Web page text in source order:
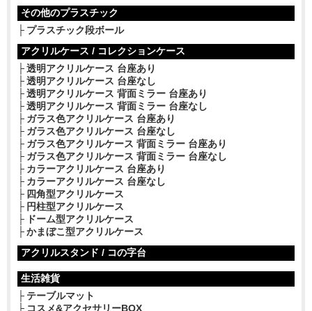
その他のプラスチック
プラスチック段ボール
アクリルケース / コレクションケース
透明アクリルケース 台座あり
透明アクリルケース 台座なし
透明アクリルケース 背面ミラー 台座あり
透明アクリルケース 背面ミラー 台座なし
ガラス色アクリルケース 台座あり
ガラス色アクリルケース 台座なし
ガラス色アクリルケース 背面ミラー 台座あり
ガラス色アクリルケース 背面ミラー 台座なし
カラーアクリルケース 台座あり
カラーアクリルケース 台座なし
四角型アクリルケース
円柱型アクリルケース
ドーム型アクリルケース
かまぼこ型アクリルケース
アクリルスタンド / コの字台
生活雑貨
テーブルマット
コスメ&アクセサリーBOX